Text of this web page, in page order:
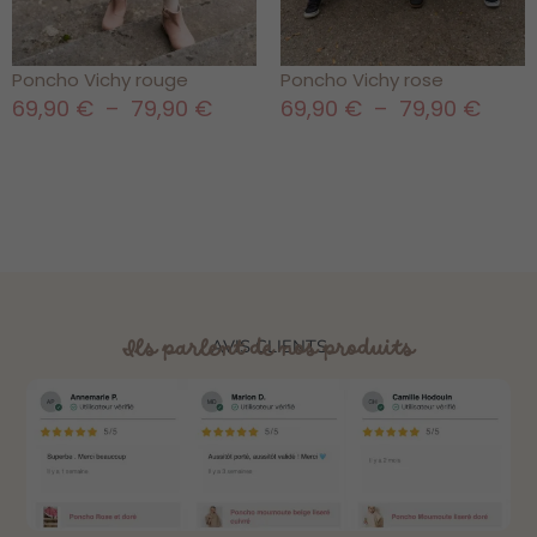
Poncho Vichy rouge
69,90 € – 79,90 €
Poncho Vichy rose
69,90 € – 79,90 €
AVIS CLIENTS
Ils parlent de nos produits